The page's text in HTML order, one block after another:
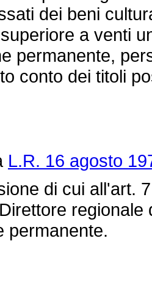
dei beni
a venti
permanente,
conto dei titoli
L.R. 16 agosto
di cui all'art.
permanente.